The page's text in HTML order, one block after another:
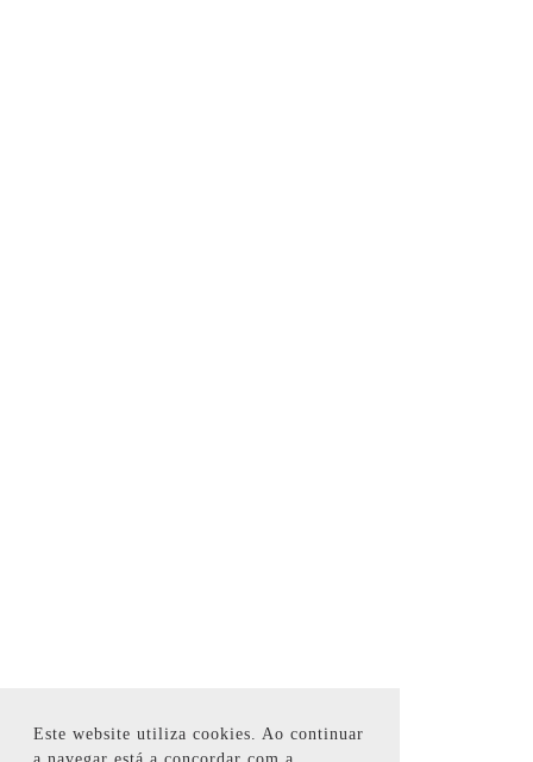
Este website utiliza cookies. Ao continuar